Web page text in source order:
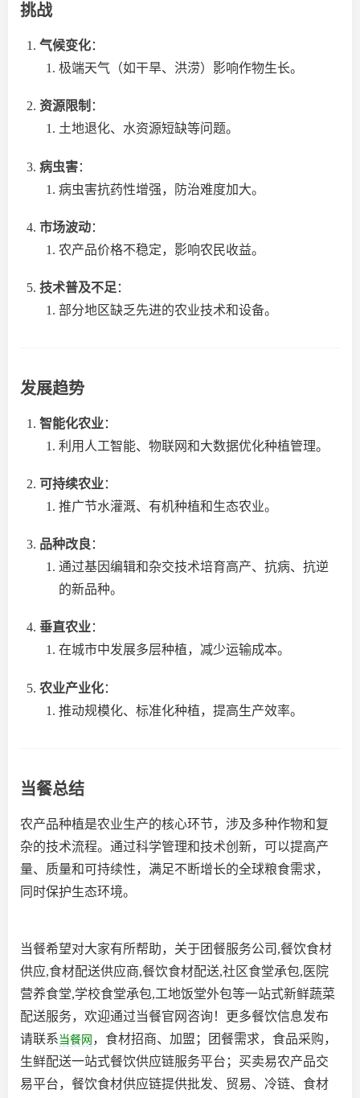
挑战
气候变化：
极端天气（如干旱、洪涝）影响作物生长。
资源限制 ：
土地退化、水资源短缺等问题。
病虫害：
病虫害抗药性增强，防治难度加大。
市场波动：
农产品价格不稳定，影响农民收益。
技术普及不足 ：
部分地区缺乏先进的农业技术和设备。
发展趋势
智能化农业：
利用人工智能、物联网和大数据优化种植管理。
可持续农业：
推广节水灌溉、有机种植和生态农业。
品种改良 ：
通过基因编辑和杂交技术培育高产、抗病、抗逆
的新品种。
垂直农业：
在城市中发展多层种植，减少运输成本。
农业产业化：
推动规模化、标准化种植，提高生产效率。
当餐总结
农产品种植是农业生产的核心环节，涉及多种作物和复
杂的技术流程。通过科学管理和技术创新，可以提高产
量、质量和可持续性，满足不断增长的全球粮食需求，
同时保护生态环境。
当餐希望对大家有所帮助，关于团餐服务公司,餐饮食材
供应,食材配送供应商,餐饮食材配送,社区食堂承包,医院
营养食堂,学校食堂承包,工地饭堂外包等一站式新鲜蔬菜
配送服务，欢迎通过当餐官网咨询！更多餐饮信息发布
请联系当餐网 ，食材招商、加盟；团餐需求，食品采购，
生鲜配送一站式餐饮供应链服务平台；买卖易农产品交
易平台，餐饮食材供应链提供批发、贸易、冷链、食材